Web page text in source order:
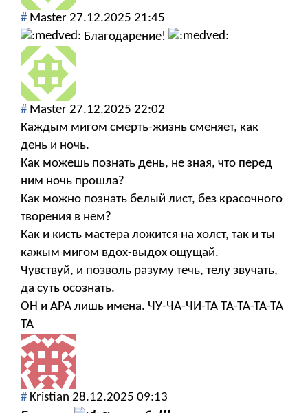
# Мaster 27.12.2025 21:45
Благодарение!
# Мaster 27.12.2025 22:02
Каждым мигом смерть-жизнь сменяет, как
день и ночь.
Как можешь познать день, не зная, что перед
ним ночь прошла?
Как можно познать белый лист, без красочного
творения в нем?
Как и кисть мастера ложится на холст, так и ты
кажым мигом вдох-выдох ощущай.
Чувствуй, и позволь разуму течь, телу звучать,
да суть осознать.
ОН и АРА лишь имена. ЧУ-ЧА-ЧИ-ТА ТА-ТА-ТА-ТА
ТА
# Kristian 28.12.2025 09:13